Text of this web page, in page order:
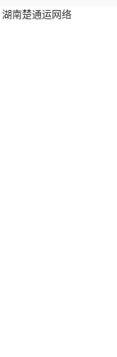
湖南楚通运网络